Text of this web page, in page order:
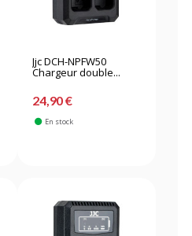
Jjc DCH-NPFW50
Chargeur double...
24,90 €
En stock